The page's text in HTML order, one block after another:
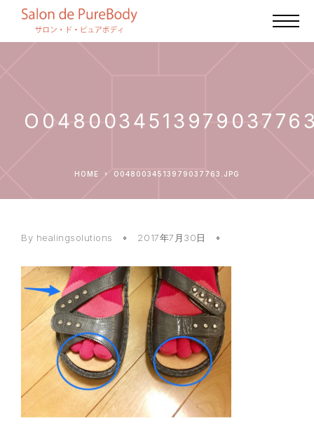
HOME O0480034513979037763.JPG
By healingsolutions 2017年7月30日